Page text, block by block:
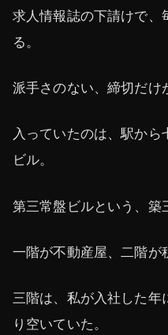
求人情報誌の下請けで、
る。
派手さのない、締切だけ
入っていたのは、駅か
ビル。
第三常盤ビルという、築
一階が不動産屋、二階が
三階は、私が入社した年
り空いていた。